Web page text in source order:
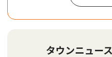
タウンニュー